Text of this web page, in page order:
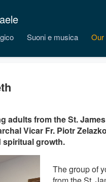
Suoni e musica Our
adults from the St.
Vicar Fr. Piotr
spiritual growth.
The group of